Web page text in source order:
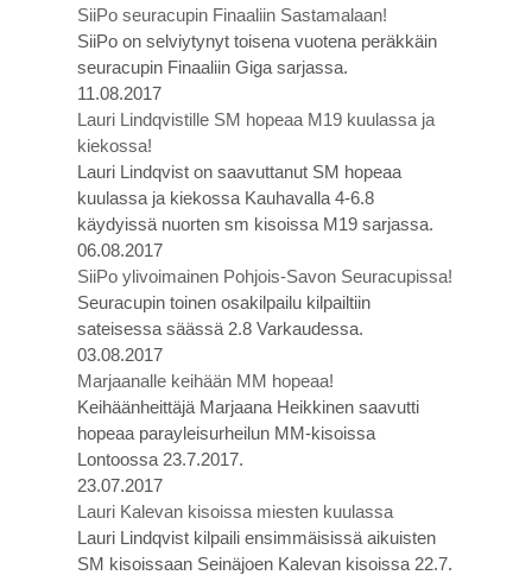
SiiPo seuracupin Finaaliin Sastamalaan!
SiiPo on selviytynyt toisena vuotena peräkkäin
seuracupin Finaaliin Giga sarjassa.
11.08.2017
Lauri Lindqvistille SM hopeaa M19 kuulassa ja
kiekossa!
Lauri Lindqvist on saavuttanut SM hopeaa
kuulassa ja kiekossa Kauhavalla 4-6.8
käydyissä nuorten sm kisoissa M19 sarjassa.
06.08.2017
SiiPo ylivoimainen Pohjois-Savon Seuracupissa!
Seuracupin toinen osakilpailu kilpailtiin
sateisessa säässä 2.8 Varkaudessa.
03.08.2017
Marjaanalle keihään MM hopeaa!
Keihäänheittäjä Marjaana Heikkinen saavutti
hopeaa parayleisurheilun MM-kisoissa
Lontoossa 23.7.2017.
23.07.2017
Lauri Kalevan kisoissa miesten kuulassa
Lauri Lindqvist kilpaili ensimmäisissä aikuisten
SM kisoissaan Seinäjoen Kalevan kisoissa 22.7.